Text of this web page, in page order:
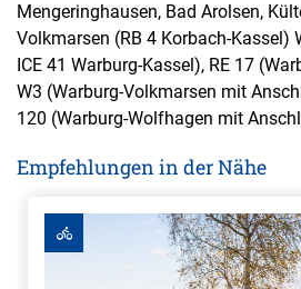
Mengeringhausen, Bad Arolsen,
Volkmarsen (RB 4 Korbach-Kassel)
ICE 41 Warburg-Kassel), RE 17
W3 (Warburg-Volkmarsen mit
120 (Warburg-Wolfhagen mit
Empfehlungen in der Nähe